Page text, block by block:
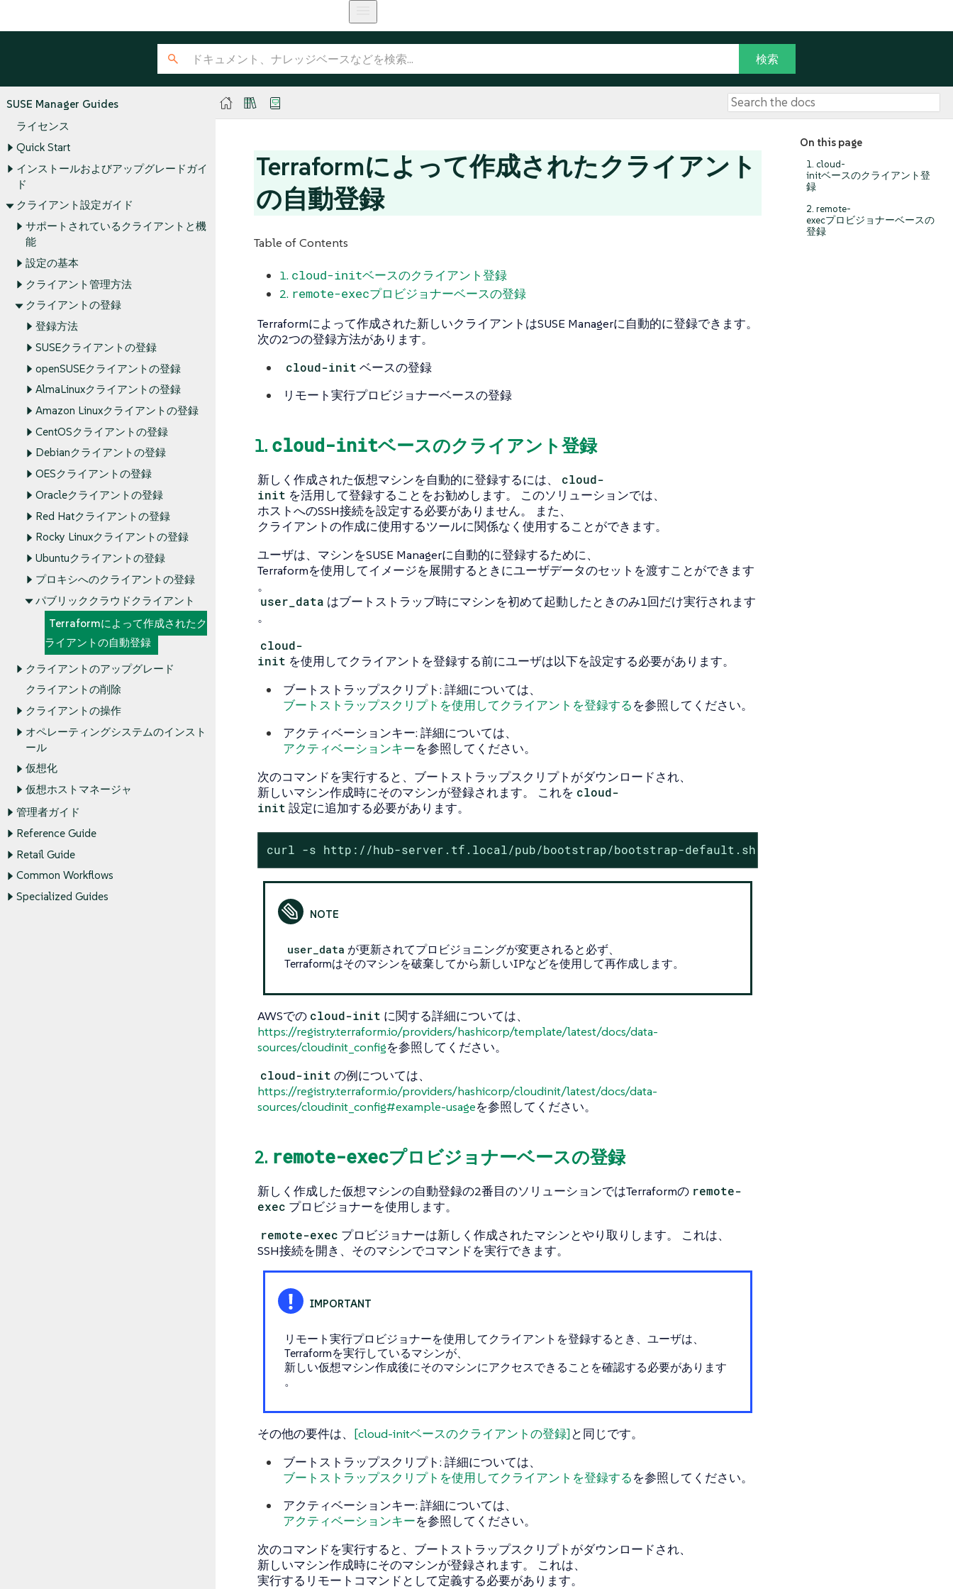
SUSE Manager Guides
ライセンス
Quick Start
インストールおよびアップグレードガイ
ド
クライアント設定ガイド
サポートされているクライアントと機
能
設定の基本
クライアント管理方法
クライアントの登録
登録方法
SUSEクライアントの登録
openSUSEクライアントの登録
AlmaLinuxクライアントの登録
Amazon Linuxクライアントの登録
CentOSクライアントの登録
Debianクライアントの登録
OESクライアントの登録
Oracleクライアントの登録
Red Hatクライアントの登録
Rocky Linuxクライアントの登録
Ubuntuクライアントの登録
プロキシへのクライアントの登録
パブリッククラウドクライアント
Terraformによって作成されたク
ライアントの自動登録
クライアントのアップグレード
クライアントの削除
クライアントの操作
オペレーティングシステムのインスト
ール
仮想化
仮想ホストマネージャ
管理者ガイド
Reference Guide
Retail Guide
Common Workflows
Specialized Guides
On this page
1. cloud-
initベースのクライアント登
録
2. remote-
execプロビジョナーベースの
登録
Terraformによって作成されたクライアント
の自動登録
Table of Contents
1. cloud-initベースのクライアント登録
2. remote-execプロビジョナーベースの登録
Terraformによって作成された新しいクライアントはSUSE Managerに自動的に登録できます。
次の2つの登録方法があります。
cloud-init ベースの登録
リモート実行プロビジョナーベースの登録
1. cloud-initベースのクライアント登録
新しく作成された仮想マシンを自動的に登録するには、
cloud-
init を活用して登録することをお勧めします。 このソリューションでは、
ホストへのSSH接続を設定する必要がありません。 また、
クライアントの作成に使用するツールに関係なく使用することができます。
ユーザは、マシンをSUSE Managerに自動的に登録するために、
Terraformを使用してイメージを展開するときにユーザデータのセットを渡すことができます
。
user_data はブートストラップ時にマシンを初めて起動したときのみ1回だけ実行されます
。
cloud-
init を使用してクライアントを登録する前にユーザは以下を設定する必要があります。
ブートストラップスクリプト: 詳細については、
ブートストラップスクリプトを使用してクライアントを登録するを参照してください。
アクティベーションキー: 詳細については、
アクティベーションキーを参照してください。
次のコマンドを実行すると、ブートストラップスクリプトがダウンロードされ、
新しいマシン作成時にそのマシンが登録されます。 これを cloud-
init 設定に追加する必要があります。
curl -s http://hub-server.tf.local/pub/bootstrap/bootstrap-default.sh | bash -s
user_data が更新されてプロビジョニングが変更されると必ず、
Terraformはそのマシンを破棄してから新しいIPなどを使用して再作成します。
AWSでの cloud-init に関する詳細については、
https://registry.terraform.io/providers/hashicorp/template/latest/docs/data-
sources/cloudinit_configを参照してください。
cloud-init の例については、
https://registry.terraform.io/providers/hashicorp/cloudinit/latest/docs/data-
sources/cloudinit_config#example-usageを参照してください。
2. remote-execプロビジョナーベースの登録
新しく作成した仮想マシンの自動登録の2番目のソリューションではTerraformの remote-
exec プロビジョナーを使用します。
remote-exec プロビジョナーは新しく作成されたマシンとやり取りします。 これは、
SSH接続を開き、そのマシンでコマンドを実行できます。
リモート実行プロビジョナーを使用してクライアントを登録するとき、ユーザは、
Terraformを実行しているマシンが、
新しい仮想マシン作成後にそのマシンにアクセスできることを確認する必要があります
。
その他の要件は、 [cloud-initベースのクライアントの登録]と同じです。
ブートストラップスクリプト: 詳細については、
ブートストラップスクリプトを使用してクライアントを登録するを参照してください。
アクティベーションキー: 詳細については、
アクティベーションキーを参照してください。
次のコマンドを実行すると、ブートストラップスクリプトがダウンロードされ、
新しいマシン作成時にそのマシンが登録されます。 これは、
実行するリモートコマンドとして定義する必要があります。